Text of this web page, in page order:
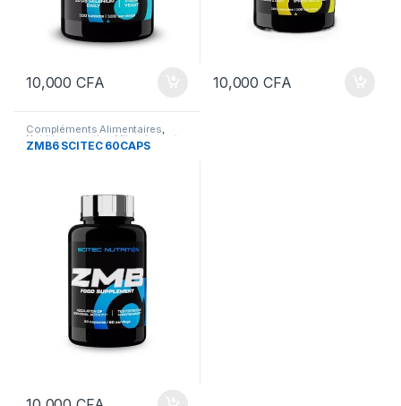
10,000CFA 10,000CFA
Compléments Alimentaires,
Nutrition sportive,Vitamines et
sels minéraux,Vitamines et sels
ZMB6 SCITEC 60CAPS